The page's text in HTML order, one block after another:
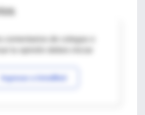
comentarios de colegas o
Ingresar a IntraMed